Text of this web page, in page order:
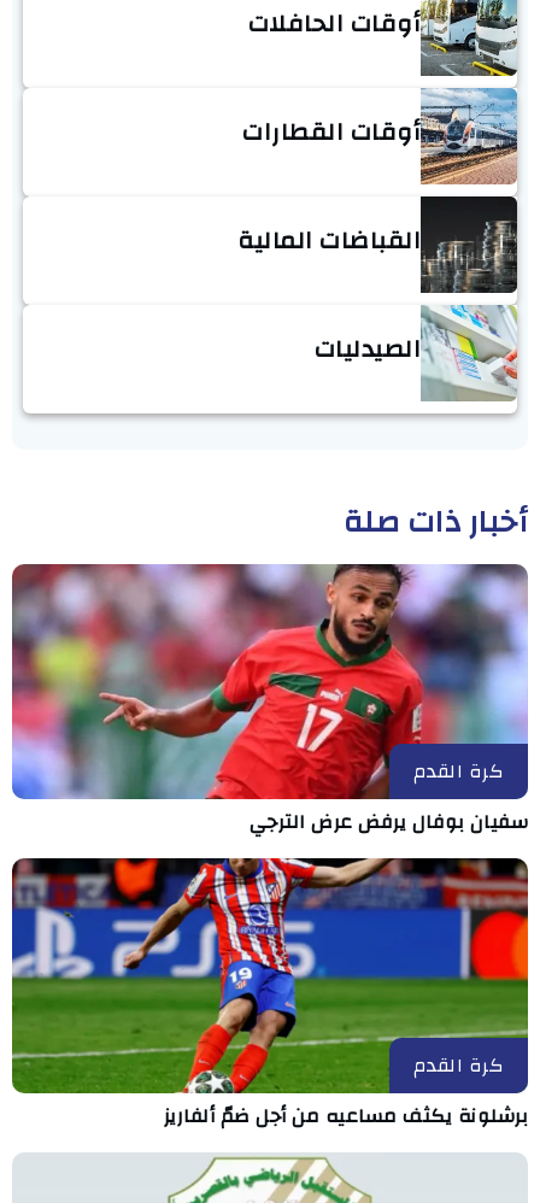
أوقات الحافلات
أوقات القطارات
القباضات المالية
الصيدليات
أخبار ذات صلة
كرة القدم
سفيان بوفال يرفض عرض الترجي
كرة القدم
برشلونة يكثف مساعيه من أجل ضمّ ألفاريز